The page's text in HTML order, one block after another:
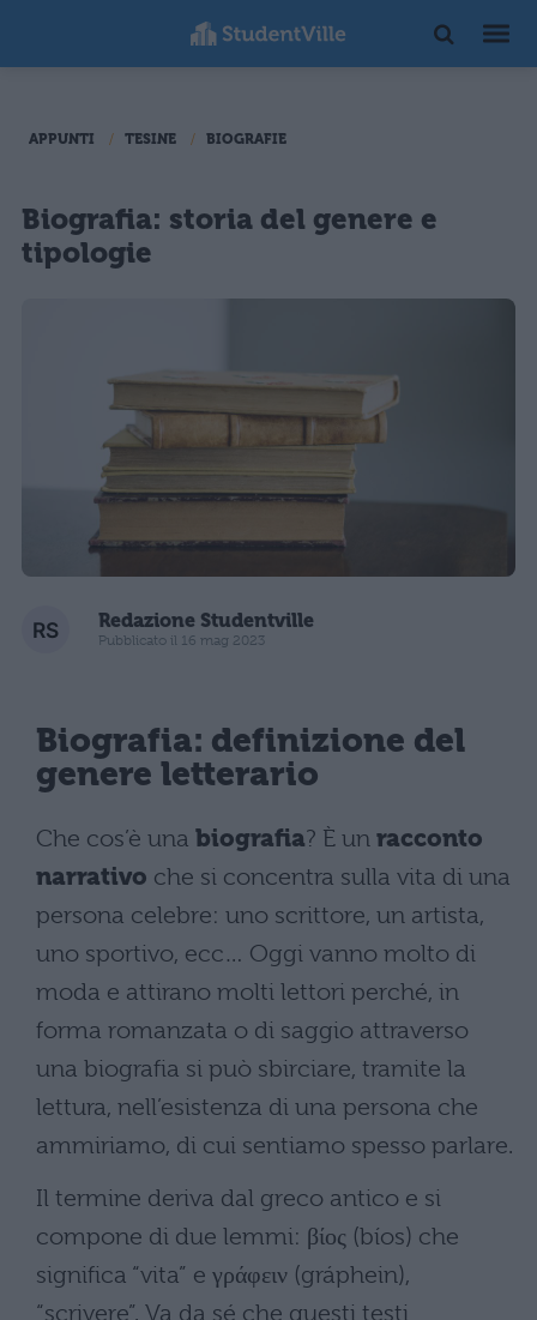
APPUNTI TESINE BIOGRAFIE
Biografia: storia del genere e
tipologie
Redazione Studentville
Pubblicato il 16 mag 2023
Biografia: definizione del
genere letterario
Che cos’è una biografia? È un racconto
narrativo che si concentra sulla vita di una
persona celebre: uno scrittore, un artista,
uno sportivo, ecc… Oggi vanno molto di
moda e attirano molti lettori perché, in
forma romanzata o di saggio attraverso
una biografia si può sbirciare, tramite la
lettura, nell’esistenza di una persona che
ammiriamo, di cui sentiamo spesso parlare.
Il termine deriva dal greco antico e si
compone di due lemmi: βίος (bíos) che
significa “vita” e γράφειν (gráphein),
“scrivere”. Va da sé che questi testi